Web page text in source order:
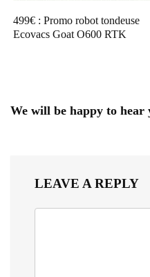
499€ : Promo robot tondeuse
Ecovacs Goat O600 RTK
We will be happy to hear
LEAVE A REPLY